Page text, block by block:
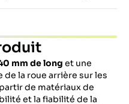
mm de long et une
la roue arrière sur les
de matériaux de
et la fiabilité de la